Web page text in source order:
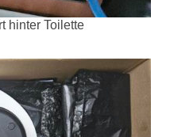
hinter Toilette